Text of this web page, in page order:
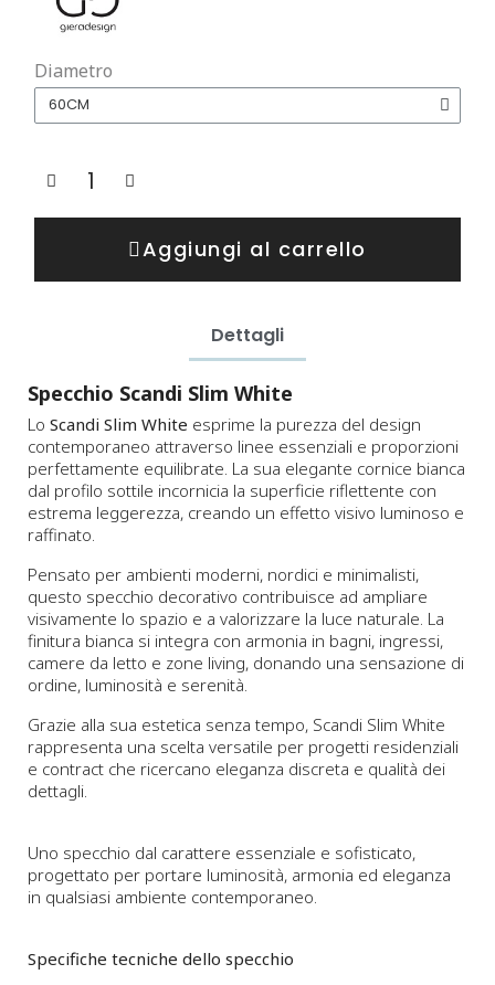
Diametro
Aggiungi al carrello
Dettagli
Specchio Scandi Slim White
Lo Scandi Slim White esprime la purezza del design
contemporaneo attraverso linee essenziali e proporzioni
perfettamente equilibrate. La sua elegante cornice bianca
dal profilo sottile incornicia la superficie riflettente con
estrema leggerezza, creando un effetto visivo luminoso e
raffinato.
Pensato per ambienti moderni, nordici e minimalisti,
questo specchio decorativo contribuisce ad ampliare
visivamente lo spazio e a valorizzare la luce naturale. La
finitura bianca si integra con armonia in bagni, ingressi,
camere da letto e zone living, donando una sensazione di
ordine, luminosità e serenità.
Grazie alla sua estetica senza tempo, Scandi Slim White
rappresenta una scelta versatile per progetti residenziali
e contract che ricercano eleganza discreta e qualità dei
dettagli.
Uno specchio dal carattere essenziale e sofisticato,
progettato per portare luminosità, armonia ed eleganza
in qualsiasi ambiente contemporaneo.
Specifiche tecniche dello specchio